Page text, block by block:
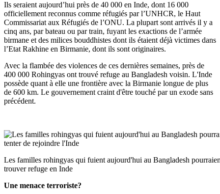
Ils seraient aujourd’hui près de 40 000 en Inde, dont 16 000
officiellement reconnus comme réfugiés par l’UNHCR, le Haut
Commissariat aux Réfugiés de l’ONU. La plupart sont arrivés il y a
cinq ans, par bateau ou par train, fuyant les exactions de l’armée
birmane et des milices bouddhistes dont ils étaient déjà victimes dans
l’Etat Rakhine en Birmanie, dont ils sont originaires.
Avec la flambée des violences de ces dernières semaines, près de
400 000 Rohingyas ont trouvé refuge au Bangladesh voisin. L'Inde
possède quant à elle une frontière avec la Birmanie longue de plus
de 600 km. Le gouvernement craint d'être touché par un exode sans
précédent.
Les familles rohingyas qui fuient aujourd'hui au Bangladesh
trouver refuge en Inde
Une menace terroriste?